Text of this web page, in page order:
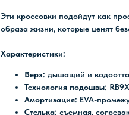
Эти кроссовки подойдут как
образа жизни, которые ценят
Характеристики:
Верх: дышащий и
Технология подошвы:
Амортизация: EVA-
Стелька: съемная,